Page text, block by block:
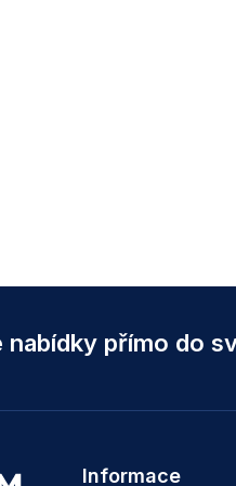
přímo do
Informace